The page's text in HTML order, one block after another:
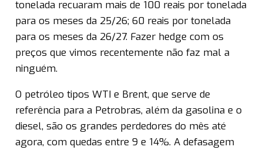
tonelada recuaram mais de 100 reais por tonelada
para os meses da 25/26; 60 reais por tonelada
para os meses da 26/27. Fazer hedge com os
preços que vimos recentemente não faz mal a
ninguém.
O petróleo tipos WTI e Brent, que serve de
referência para a Petrobras, além da gasolina e o
diesel, são os grandes perdedores do mês até
agora, com quedas entre 9 e 14%. A defasagem